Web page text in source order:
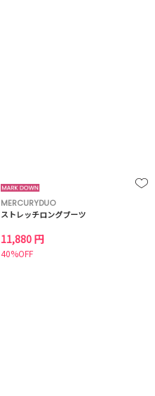
MERCURYDUO
ストレッチロングブーツ
11,880 円
40%OFF